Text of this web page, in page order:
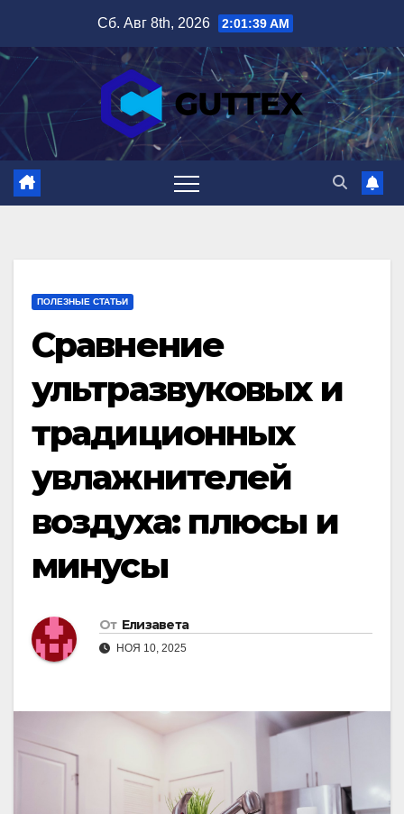
содержимому
Сб. Авг 8th, 2026 2:01:41 AM
ПОЛЕЗНЫЕ СТАТЬИ
Сравнение
ультразвуковых и
традиционных
увлажнителей
воздуха: плюсы и
минусы
От Елизавета
НОЯ 10, 2025